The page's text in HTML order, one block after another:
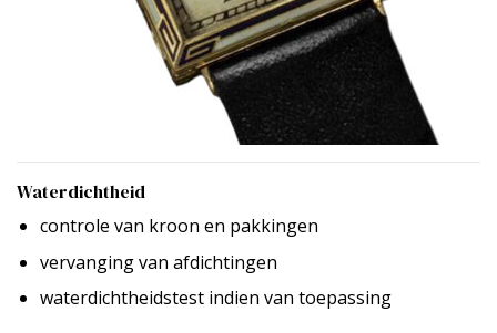
Waterdichtheid
controle van kroon en pakkingen
vervanging van afdichtingen
waterdichtheidstest indien van toepassing